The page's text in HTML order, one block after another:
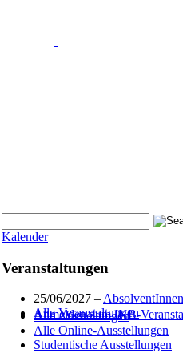
Kalender
Veranstaltungen
25/06/2027 –
Alle Veranstaltungen
Anmelden zum IKB-
Alle Ausstellungen
Alle Online-Ausstellungen
Studentische Ausstellungen